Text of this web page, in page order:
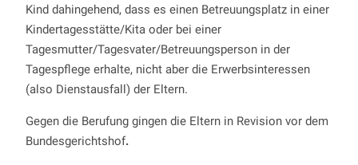
Kind dahingehend, dass es einen Betreuungsplatz in einer
Kindertagesstätte/Kita oder bei einer
Tagesmutter/Tagesvater/Betreuungsperson in der
Tagespflege erhalte, nicht aber die Erwerbsinteressen
(also Dienstausfall) der Eltern.
Gegen die Berufung gingen die Eltern in Revision vor dem
Bundesgerichtshof.